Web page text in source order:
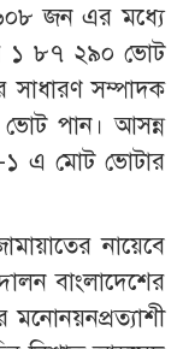
জন এর মধ্যে
১ ৮৭ ২৯০ ভোট
সম্পাদক
পান। আসন্ন
১ এ মোট ভোটার
নায়েবে
বাংলাদেশের
মনোনয়নপ্রত্যাশী